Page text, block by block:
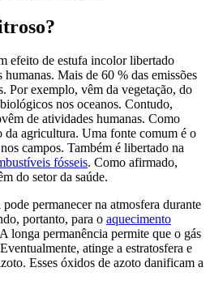
efeito de estufa incolor libertado
Mais de 60 % das emissões
Por exemplo, vêm da vegetação, do
nos oceanos. Contudo,
de atividades humanas. Como
da agricultura. Uma fonte comum é o
campos. Também é libertado na
fósseis. Como afirmado,
do setor da saúde.
permanecer na atmosfera durante
portanto, para o aquecimento
longa permanência permite que o gás
atinge a estratosfera e
Esses óxidos de azoto danificam a